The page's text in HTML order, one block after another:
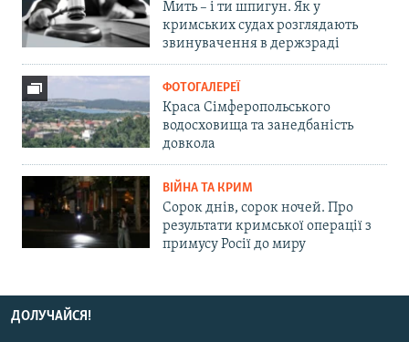
Мить – і ти шпигун. Як у
кримських судах розглядають
звинувачення в держзраді
ФОТОГАЛЕРЕЇ
Краса Сімферопольського
водосховища та занедбаність
довкола
ВІЙНА ТА КРИМ
Сорок днів, сорок ночей. Про
результати кримської операції з
примусу Росії до миру
ДОЛУЧАЙСЯ!